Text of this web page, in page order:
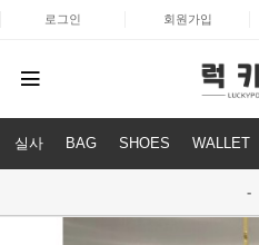
로그인 회원가입
실사 BAG SHOES WALLET
-